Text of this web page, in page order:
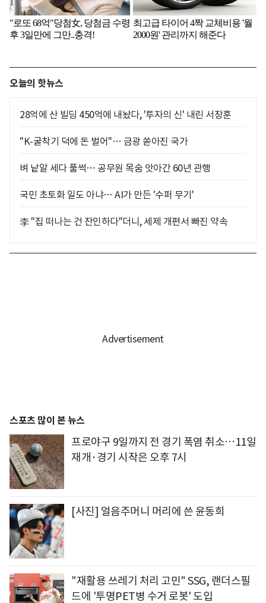
오늘의 핫뉴스
28억에 산 빌딩 450억에 내놨다, '투자의 신' 내린 서장훈
"K-굴착기 덕에 돈 벌어"… 금광 쏟아진 국가
벼 낱알 세다 풀썩… 공무원 목숨 앗아간 60년 관행
국민 초토화 일도 아냐… AI가 만든 '수퍼 무기'
李 "집 떠나는 건 잔인하다"더니, 세제 개편서 빠진 약속
스포츠 많이 본 뉴스
프로야구 9일까지 전 경기 폭염 취소…11일
재개·경기 시작은 오후 7시
[사진] 얼음주머니 머리에 쓴 윤동희
"재활용 쓰레기 처리 고민" SSG, 랜더스필
드에 '투명PET병 수거 로봇' 도입